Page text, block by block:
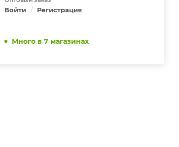
Войти / Регистрация
Много в 7 магазинах